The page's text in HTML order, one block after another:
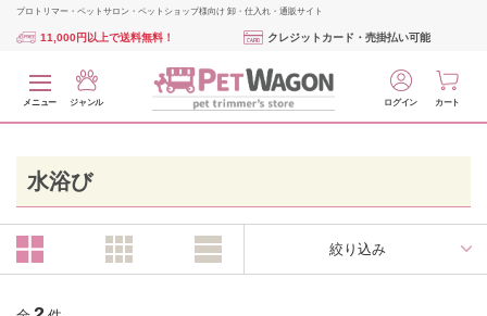
プロトリマー・ペットサロン・ペットショップ様向け 卸・仕入れ・通販サイト
11,000円以上で送料無料！ クレジットカード・売掛払い可能
メニュー ジャンル ログイン カート
水浴び
絞り込み